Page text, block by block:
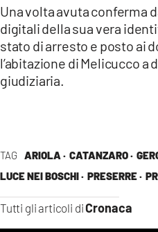
TAG ARIOLA · CATANZARO ·
LUCE NEI BOSCHI · PRESERRE ·
Tutti gli articoli diCronaca
Una volta avuta conferma
digitali della sua vera
stato di arresto e posto ai
l’abitazione di Melicucco a
giudiziaria.